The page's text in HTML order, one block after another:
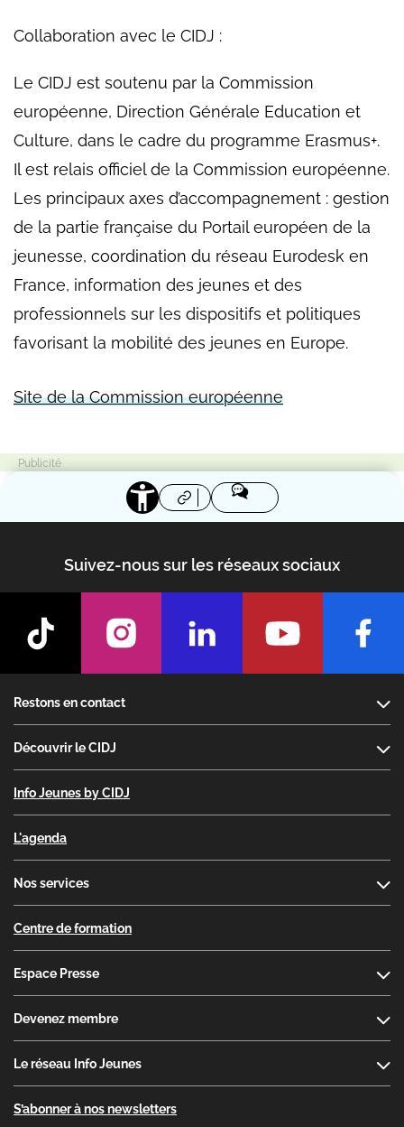
Collaboration avec le CIDJ :
Le CIDJ est soutenu par la Commission
européenne, Direction Générale Education et
Culture, dans le cadre du programme Erasmus+.
Il est relais officiel de la Commission européenne.
Les principaux axes d’accompagnement : gestion
de la partie française du Portail européen de la
jeunesse, coordination du réseau Eurodesk en
France, information des jeunes et des
professionnels sur les dispositifs et politiques
favorisant la mobilité des jeunes en Europe.
Site de la Commission européenne
Suivez-nous sur les réseaux sociaux
Restons en contact
Découvrir le CIDJ
Info Jeunes by CIDJ
L'agenda
Nos services
Centre de formation
Espace Presse
Devenez membre
Le réseau Info Jeunes
S’abonner à nos newsletters